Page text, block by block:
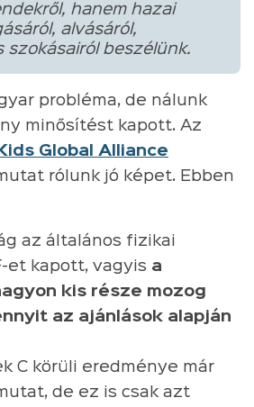
hanem hazai
alvásáról,
szokásairól beszélünk.
probléma, de nálunk
minősítést kapott. Az
Global Alliance
rólunk jó képet. Ebben
az általános fizikai
et kapott, vagyis a
kis része mozog
az ajánlások alapján
C körüli eredménye már
de ez is csak azt